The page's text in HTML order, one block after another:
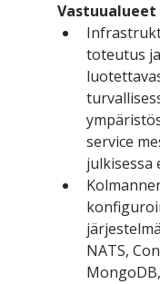
Vastuualueet
toteutus
service
julkisessa
NATS,